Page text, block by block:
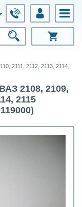
2111, 2112, 2113, 2114,
2108, 2109,
2115